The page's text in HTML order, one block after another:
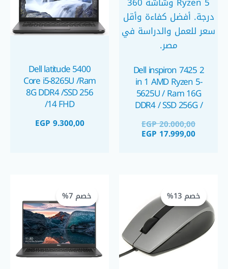
Dell inspiron 7425 2
in 1 AMD Ryzen 5-
5625U / Ram 16G
DDR4 / SSD 256G /
لابتوب تاتشEGP20.000,00
EGP 17.999,00
Dell latitude 5400
Core i5-8265U /Ram
8G DDR4 /SSD 256
/14 FHD
EGP 9.300,00
خصم 13%
EGP 260,00.
EGP 225,00.
خصم 7% هو:
هو: